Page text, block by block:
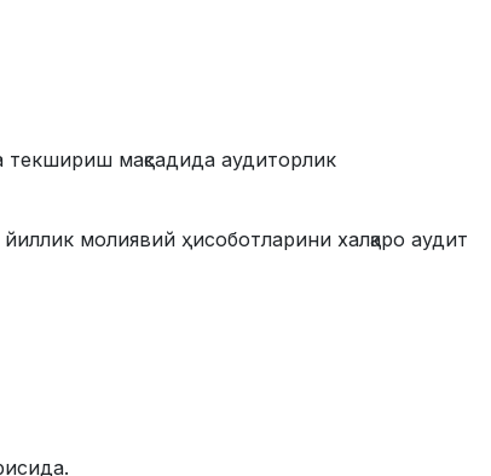
текшириш мақсадида аудиторлик
молиявий ҳисоботларини халқаро аудит